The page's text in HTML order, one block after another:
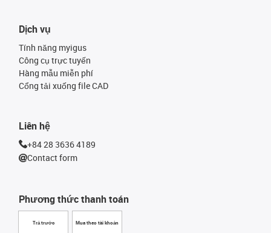
Phương thức thanh toán
Trả trước Mua theo tài khoản
Dịch vụ
Tính năng myigus
Công cụ trực tuyến
Hàng mẫu miễn phí
Cổng tải xuống file CAD
Liên hệ
+84 28 3636 4189
Contact form